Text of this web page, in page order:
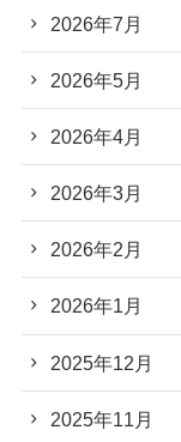
2026年7月
2026年5月
2026年4月
2026年3月
2026年2月
2026年1月
2025年12月
2025年11月